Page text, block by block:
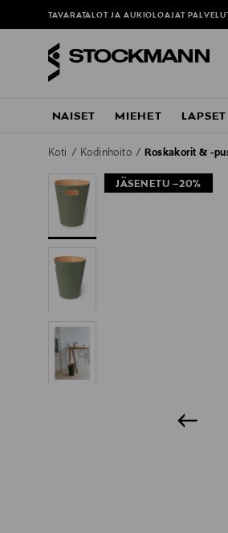
TAVARATALOT JA AUKIOLOAJAT
NAISET MIEHET LAPSET
Koti Kodinhoito Roskakorit & -
JÄSENETU –20%